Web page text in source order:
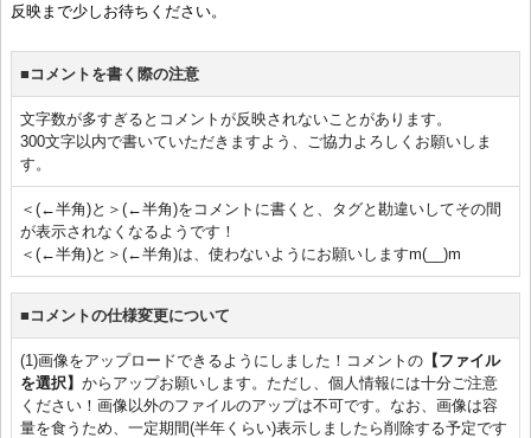
反映まで少しお待ちください。
■コメントを書く際の注意
文字数が多すぎるとコメントが反映されないことがあります。
300文字以内で書いていただきますよう、ご協力よろしくお願いしま
す。
＜(←半角)と＞(←半角)をコメントに書くと、タグと勘違いしてその間
が表示されなくなるようです！
＜(←半角)と＞(←半角)は、使わないようにお願いしますm(__)m
■コメントの仕様変更について
(1)画像をアップロードできるようにしました！コメントの【ファイル
を選択】 からアップお願いします。ただし、個人情報には十分ご注意
ください！画像以外のファイルのアップは不可です。なお、画像は容
量を食うため、一定期間(半年くらい)表示しましたら削除する予定です